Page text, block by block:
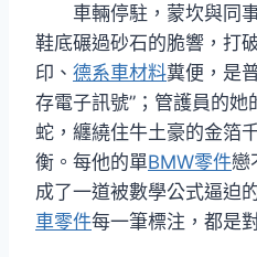
車輛停駐，蒙坎與同
鞋底碾過砂石的脆響，打
印、 德系車材料糞便，是
存電子訊號”；管護員的
蛇，纏繞住牛土豪的金箔
衡。每他的單BMW零件戀
成了一道被數學公式逼迫
車零件每一筆標注，都是